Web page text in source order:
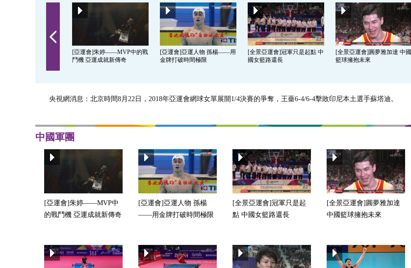
[亞運會]朱婷——MVP中的戰
鬥機 亞運成就新傳奇
[亞運會]亞運人物 孫楊——用
金牌打破時間極限
[全景亞運會]冠軍只是起點 中
國女籃路還長
[全景亞運會]圓夢雅加達 中國
籃球擁抱未來
央視網消息：北京時間8月22日，2018年亞運會網球女單展開1/4決賽的爭奪，王薔6-4/6-4擊敗印尼本土選手蘇塔迪。
中國軍團
[亞運會]朱婷——MVP中
的戰鬥機 亞運成就新傳奇
[亞運會]亞運人物 孫楊
——用金牌打破時間極限
[全景亞運會]冠軍只是起
點 中國女籃路還長
[全景亞運會]圓夢雅加達
中國籃球擁抱未來